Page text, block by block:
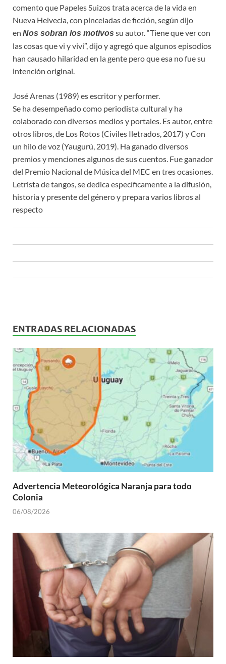
comento que Papeles Suizos trata acerca de la vida en
Nueva Helvecia, con pinceladas de ficción, según dijo
en Nos sobran los motivos su autor. “Tiene que ver con
las cosas que vi y viví”, dijo y agregó que algunos episodios
han causado hilaridad en la gente pero que esa no fue su
intención original.
José Arenas (1989) es escritor y performer.
Se ha desempeñado como periodista cultural y ha
colaborado con diversos medios y portales. Es autor, entre
otros libros, de Los Rotos (Civiles Iletrados, 2017) y Con
un hilo de voz (Yaugurú, 2019). Ha ganado diversos
premios y menciones algunos de sus cuentos. Fue ganador
del Premio Nacional de Música del MEC en tres ocasiones.
Letrista de tangos, se dedica específicamente a la difusión,
historia y presente del género y prepara varios libros al
respecto
ENTRADAS RELACIONADAS
Advertencia Meteorológica Naranja para todo
Colonia
06/08/2026